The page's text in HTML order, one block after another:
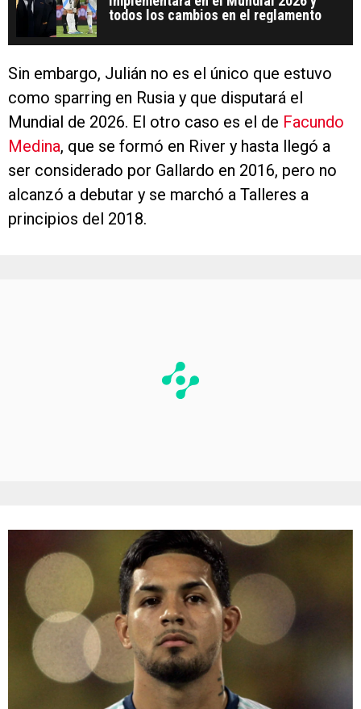
todos los cambios en el reglamento
Sin embargo, Julián no es el único que estuvo
como sparring en Rusia y que disputará el
Mundial de 2026. El otro caso es el de Facundo
Medina, que se formó en River y hasta llegó a
ser considerado por Gallardo en 2016, pero no
alcanzó a debutar y se marchó a Talleres a
principios del 2018.